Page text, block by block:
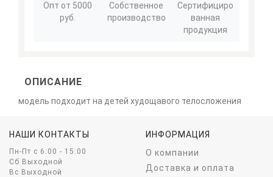
Опт от 5000
руб.
Собственное
производство
Сертифициро
ванная
продукция
ОПИСАНИЕ
модель подходит на детей худощавого телосложения
НАШИ КОНТАКТЫ
Пн-Пт c 6:00 - 15:00
Сб Выходной
Вс Выходной
ИНФОРМАЦИЯ
О компании
Доставка и оплата